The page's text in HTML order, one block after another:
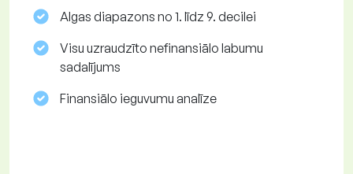
Algas diapazons no 1. līdz 9. decilei
Visu uzraudzīto nefinansiālo labumu
sadalījums
Finansiālo ieguvumu analīze